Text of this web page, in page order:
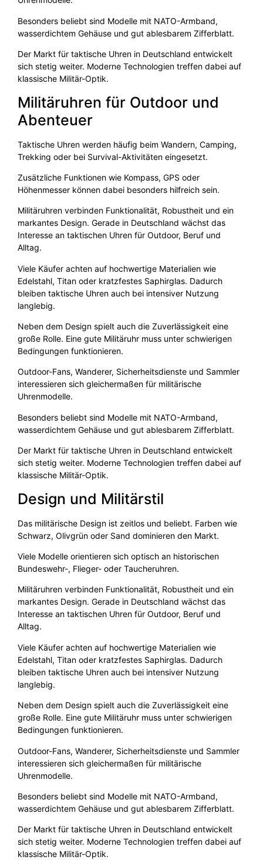
Besonders beliebt sind Modelle mit NATO-Armband,
wasserdichtem Gehäuse und gut ablesbarem Zifferblatt.
Der Markt für taktische Uhren in Deutschland entwickelt
sich stetig weiter. Moderne Technologien treffen dabei auf
klassische Militär-Optik.
Militäruhren für Outdoor und
Abenteuer
Taktische Uhren werden häufig beim Wandern, Camping,
Trekking oder bei Survival-Aktivitäten eingesetzt.
Zusätzliche Funktionen wie Kompass, GPS oder
Höhenmesser können dabei besonders hilfreich sein.
Militäruhren verbinden Funktionalität, Robustheit und ein
markantes Design. Gerade in Deutschland wächst das
Interesse an taktischen Uhren für Outdoor, Beruf und
Alltag.
Viele Käufer achten auf hochwertige Materialien wie
Edelstahl, Titan oder kratzfestes Saphirglas. Dadurch
bleiben taktische Uhren auch bei intensiver Nutzung
langlebig.
Neben dem Design spielt auch die Zuverlässigkeit eine
große Rolle. Eine gute Militäruhr muss unter schwierigen
Bedingungen funktionieren.
Outdoor-Fans, Wanderer, Sicherheitsdienste und Sammler
interessieren sich gleichermaßen für militärische
Uhrenmodelle.
Besonders beliebt sind Modelle mit NATO-Armband,
wasserdichtem Gehäuse und gut ablesbarem Zifferblatt.
Der Markt für taktische Uhren in Deutschland entwickelt
sich stetig weiter. Moderne Technologien treffen dabei auf
klassische Militär-Optik.
Design und Militärstil
Das militärische Design ist zeitlos und beliebt. Farben wie
Schwarz, Olivgrün oder Sand dominieren den Markt.
Viele Modelle orientieren sich optisch an historischen
Bundeswehr-, Flieger- oder Taucheruhren.
Militäruhren verbinden Funktionalität, Robustheit und ein
markantes Design. Gerade in Deutschland wächst das
Interesse an taktischen Uhren für Outdoor, Beruf und
Alltag.
Viele Käufer achten auf hochwertige Materialien wie
Edelstahl, Titan oder kratzfestes Saphirglas. Dadurch
bleiben taktische Uhren auch bei intensiver Nutzung
langlebig.
Neben dem Design spielt auch die Zuverlässigkeit eine
große Rolle. Eine gute Militäruhr muss unter schwierigen
Bedingungen funktionieren.
Outdoor-Fans, Wanderer, Sicherheitsdienste und Sammler
interessieren sich gleichermaßen für militärische
Uhrenmodelle.
Besonders beliebt sind Modelle mit NATO-Armband,
wasserdichtem Gehäuse und gut ablesbarem Zifferblatt.
Der Markt für taktische Uhren in Deutschland entwickelt
sich stetig weiter. Moderne Technologien treffen dabei auf
klassische Militär-Optik.